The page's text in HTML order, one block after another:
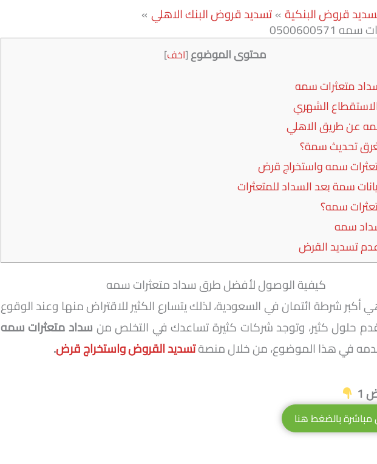
قروض البنكية تسديد قروض البنك الاهلي
محتوى الموضوع[اخف]
متعثرات سمه
الشهري
عن طريق الاهلي
تحديث سمة؟
سمه واستخراج قرض
سمة بعد السداد للمتعثرات
سمه؟
سمه
تسديد القرض
كيفية الوصول لأفضل طرق سداد متعثرات سمه
شرطة ائتمان في السعودية، لذلك يتسارع الكثير للاقتراض منها وعند الوقوع
حلول كثير، وتوجد شركات كثيرة تساعدك في التخلص منسداد متعثرات سمه
في هذا الموضوع، من خلال منصةتسديد القروض واستخراج قرض.
1
مباشرة بالضغط هنا